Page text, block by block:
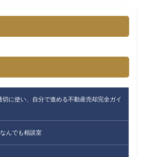
に使い、自分で進める不動産売却完全ガイ
んでも相談室